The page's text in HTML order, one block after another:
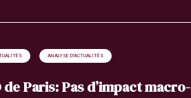
ANALYSE D'ACTUALITÉS
de Paris: Pas d’impact macro-